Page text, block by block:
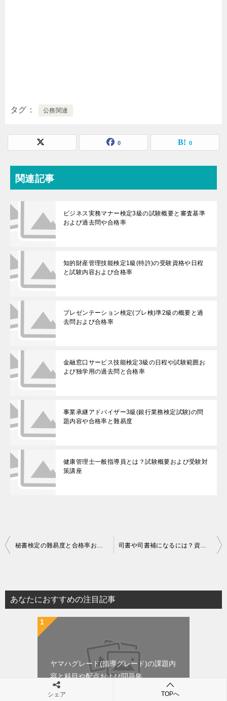
タグ 公務関連
0 0
関連記事
ビジネス実務マナー検定3級の試験概要と審査基準
および過去問や合格率
知的財産管理技能検定1級(特許)の受験資格や日程
と試験内容および合格率
プレゼンテーション検定(プレ検)準2級の概要と過
去問および合格率
金融窓口サービス技能検定3級の日程や試験範囲お
よび独学用の過去問と合格率
事業承継アドバイザー3級(銀行業務検定試験)の問
題内容や合格率と難易度
健康管理士一般指導員とは？試験概要および受験対
策講座
投
ビ
ゲ
秘書検定の難易度と合格率および日程や試験概要 司書や司書補になるには？資格の取り方と難易度や日程
あなたにおすすめの注目記事
ヤマハグレード(指導グレード)の課題内
容と科目や配点および問題集
シェア TOPへ